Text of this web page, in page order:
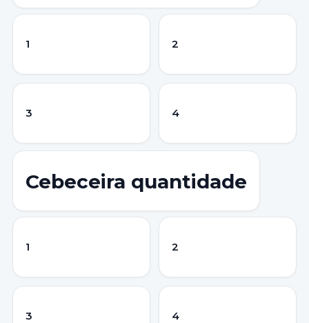
1 2
3 4
Cebeceira quantidade
1 2
3 4